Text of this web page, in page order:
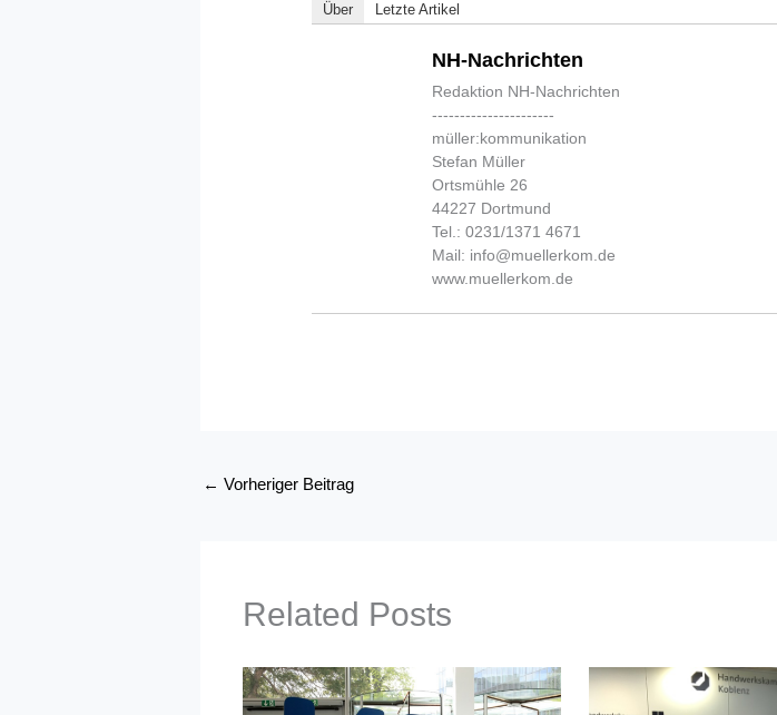
Über Letzte Artikel
NH-Nachrichten
Redaktion NH-Nachrichten
----------------------
müller:kommunikation
Stefan Müller
Ortsmühle 26
44227 Dortmund
Tel.: 0231/1371 4671
Mail: info@muellerkom.de
www.muellerkom.de
← Vorheriger Beitrag
Related Posts